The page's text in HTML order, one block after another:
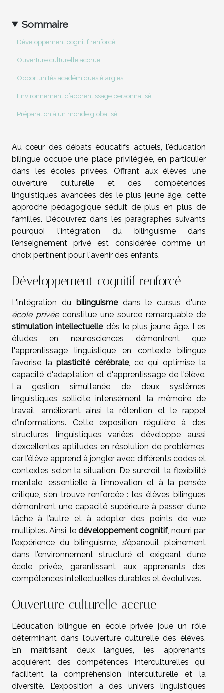
Sommaire
Développement cognitif renforcé
Ouverture culturelle accrue
Opportunités académiques élargies
Environnement d’apprentissage personnalisé
Préparation à un monde globalisé
Au cœur des débats éducatifs actuels, l'éducation
bilingue occupe une place privilégiée, en particulier
dans les écoles privées. Offrant aux élèves une
ouverture culturelle et des compétences
linguistiques avancées dès le plus jeune âge, cette
approche pédagogique séduit de plus en plus de
familles. Découvrez dans les paragraphes suivants
pourquoi l'intégration du bilinguisme dans
l'enseignement privé est considérée comme un
choix pertinent pour l'avenir des enfants.
Développement cognitif renforcé
L'intégration du bilinguismedans le cursus d'une
école privéeconstitue une source remarquable de
stimulation intellectuelledès le plus jeune âge. Les
études en neurosciences démontrent que
l'apprentissage linguistique en contexte bilingue
favorise laplasticité cérébrale, ce qui optimise la
capacité d'adaptation et d'apprentissage de l'élève.
La gestion simultanée de deux systèmes
linguistiques sollicite intensément la mémoire de
travail, améliorant ainsi la rétention et le rappel
d'informations. Cette exposition régulière à des
structures linguistiques variées développe aussi
d’excellentes aptitudes en résolution de problèmes,
car l’élève apprend à jongler avec différents codes et
contextes selon la situation. De surcroît, la flexibilité
mentale, essentielle à l’innovation et à la pensée
critique, s’en trouve renforcée : les élèves bilingues
démontrent une capacité supérieure à passer d’une
tâche à l’autre et à adopter des points de vue
multiples. Ainsi, le développement cognitif, nourri par
l'expérience du bilinguisme, s’épanouit pleinement
dans l’environnement structuré et exigeant d’une
école privée, garantissant aux apprenants des
compétences intellectuelles durables et évolutives.
Ouverture culturelle accrue
L’éducation bilingue en école privée joue un rôle
déterminant dans l’ouverture culturelle des élèves.
En maîtrisant deux langues, les apprenants
acquièrent des compétences interculturelles qui
facilitent la compréhension interculturelle et la
diversité. L’exposition à des univers linguistiques